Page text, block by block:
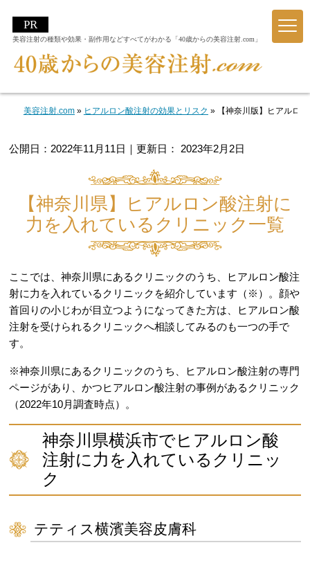
美容注射の種類や効果・副作用などすべてがわかる「40歳からの美容注射.com」
美容注射.com» ヒアルロン酸注射の効果とリスク » 【神奈川版】ヒアルロ
公開日： 2022年11月11日 ｜更新日： 2023年2月2日
【神奈川県】ヒアルロン酸注射に
力を入れているクリニック一覧
ここでは、神奈川県にあるクリニックのうち、ヒアルロン酸注
射に力を入れているクリニックを紹介しています（※）。顔や
首回りの小じわが目立つようになってきた方は、ヒアルロン酸
注射を受けられるクリニックへ相談してみるのも一つの手で
す。
※神奈川県にあるクリニックのうち、ヒアルロン酸注射の専門
ページがあり、かつヒアルロン酸注射の事例があるクリニック
（2022年10月調査時点）。
神奈川県横浜市でヒアルロン酸
注射に力を入れているクリニッ
ク
テティス横濱美容皮膚科